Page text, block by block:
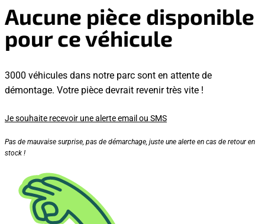
Aucune pièce disponible
pour ce véhicule
3000 véhicules dans notre parc sont en attente de
démontage. Votre pièce devrait revenir très vite !
Je souhaite recevoir une alerte email ou SMS
Pas de mauvaise surprise, pas de démarchage, juste une alerte en cas de retour en
stock !